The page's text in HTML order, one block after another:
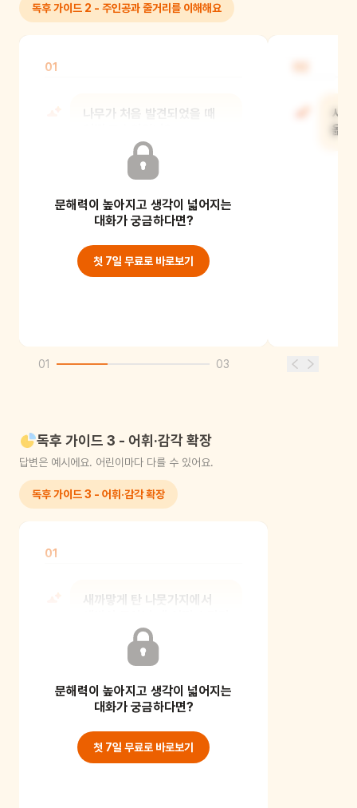
독후 가이드 2 - 주인공과 줄거리를 이해해요
01
나무가 처음 발견되었을 때
문해력이 높아지고 생각이 넓어지는
대화가 궁금하다면?
첫 7일 무료로 바로보기
사
옮
01 03
독후 가이드 3 - 어휘·감각 확장
답변은 예시에요. 어린이마다 다를 수 있어요.
독후 가이드 3 - 어휘·감각 확장
01
새까맣게 탄 나뭇가지에서
들리는 것 같니?
[보호자 가이드] 감각 확장을 통해
상상력을 키워주는 질문이에요. 즉,
문해력이 높아지고 생각이 넓어지는
대화가 궁금하다면?
첫 7일 무료로 바로보기